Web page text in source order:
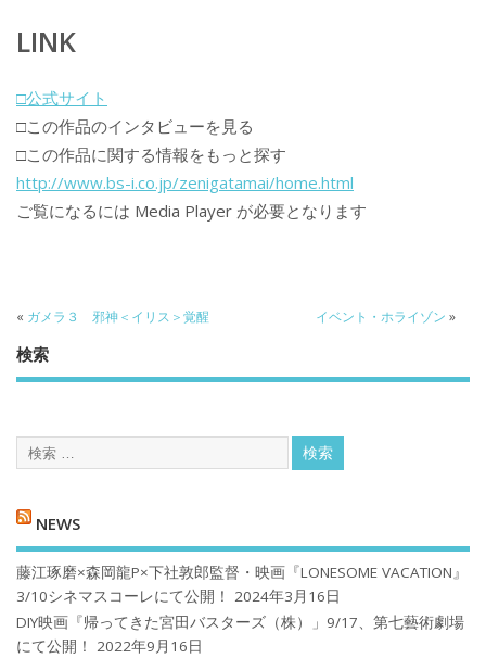
LINK
□公式サイト
□この作品のインタビューを見る
□この作品に関する情報をもっと探す
http://www.bs-i.co.jp/zenigatamai/home.html
ご覧になるには Media Player が必要となります
« ガメラ３ 邪神＜イリス＞覚醒 イベント・ホライゾン »
検索
NEWS
藤江琢磨×森岡龍P×下社敦郎監督・映画『LONESOME VACATION』
3/10シネマスコーレにて公開！
2024年3月16日
DIY映画『帰ってきた宮田バスターズ（株）」9/17、第七藝術劇場
にて公開！
2022年9月16日